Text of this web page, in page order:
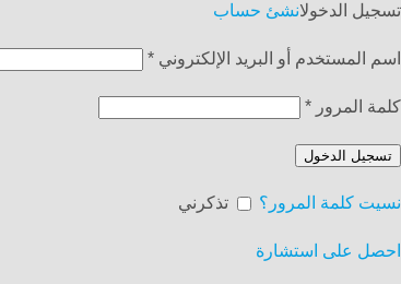
تسجيل الدخولانشئ حساب
اسم المستخدم أو البريد الإلكتروني *
كلمة المرور *
تسجيل الدخول
نسيت كلمة المرور؟ تذكرني
احصل على استشارة